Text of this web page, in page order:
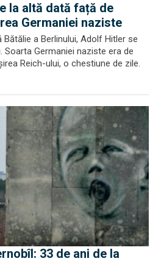
la altă dată față de
Germaniei naziste
Bătălie a Berlinului, Adolf Hitler se
Soarta Germaniei naziste era de
Reich-ului, o chestiune de zile.
33 de ani de la